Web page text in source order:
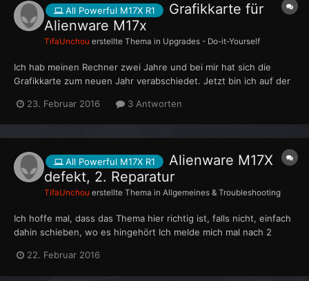
All Powerful M17X R1
Grafikkarte für
Alienware M17x
TifaUnchou erstellte Thema in Upgrades - Do-it-Yourself
Ich hab meinen Rechner zwei Jahre und bei mir hat sich die
Grafikkarte zum neuen Jahr verabschiedet. Jetzt bin ich auf der
den Rechner gekümmert und somit ist er wohl, was die Technik
angeht nicht wirklich ausgelastet. Ich möchte...
23. Februar 2016 3 Antworten
All Powerful M17X R1
Alienware M17X
defekt, 2. Reparatur
TifaUnchou erstellte Thema in Allgemeines & Troubleshooting
Ich hoffe mal, dass das Thema hier richtig ist, falls nicht, einfach
dahin schieben, wo es hingehört Ich melde mich mal nach 2
Rechner rum. Hab Ihn normal herunter gefahren und am
nächsten Tag ging er nicht mehr an. Bei De...
22. Februar 2016